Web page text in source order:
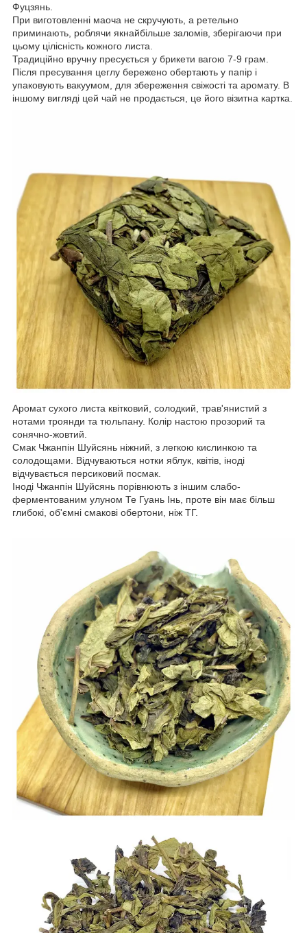
Фуцзянь.
При виготовленні маоча не скручують, а ретельно
приминають, роблячи якнайбільше заломів, зберігаючи при
цьому цілісність кожного листа.
Традиційно вручну пресується у брикети вагою 7-9 грам.
Після пресування цеглу бережено обертають у папір і
упаковують вакуумом, для збереження свіжості та аромату. В
іншому вигляді цей чай не продається, це його візитна картка.
Аромат сухого листа квітковий, солодкий, трав'янистий з
нотами троянди та тюльпану. Колір настою прозорий та
сонячно-жовтий.
Смак Чжанпін Шуйсянь ніжний, з легкою кислинкою та
солодощами. Відчуваються нотки яблук, квітів, іноді
відчувається персиковий посмак.
Іноді Чжанпін Шуйсянь порівнюють з іншим слабо-
ферментованим улуном Те Гуань Інь, проте він має більш
глибокі, об'ємні смакові обертони, ніж ТГ.